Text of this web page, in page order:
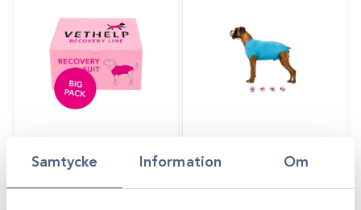
Samtycke Information Om
Body startkit -
Operationsdräkt för